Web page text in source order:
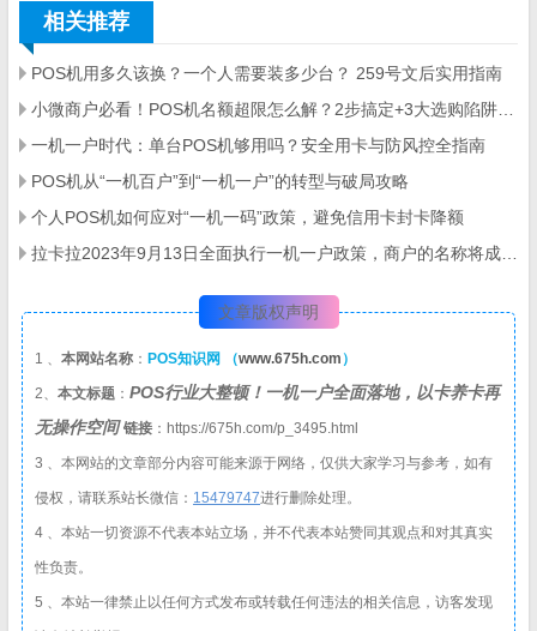
相关推荐
POS机用多久该换？一个人需要装多少台？ 259号文后实用指南
一机一户时代：单台POS机够用吗？安全用卡与防风控全指南
POS机从“一机百户”到“一机一户”的转型与破局攻略
个人POS机如何应对“一机一码”政策，避免信用卡封卡降额
文章版权声明
1 、 本网站名称 ： POS知识网 （www.675h.com ）
2、 本文标题 ： POS行业大整顿！一机一户全面落地，以卡养卡再
无操作空间链接 ：https://675h.com/p_3495.html
3 、本网站的文章部分内容可能来源于网络，仅供大家学习与参考，如有
侵权，请联系站长微信： 15479747进行删除处理。
4 、本站一切资源不代表本站立场，并不代表本站赞同其观点和对其真实
性负责。
5 、本站一律禁止以任何方式发布或转载任何违法的相关信息，访客发现